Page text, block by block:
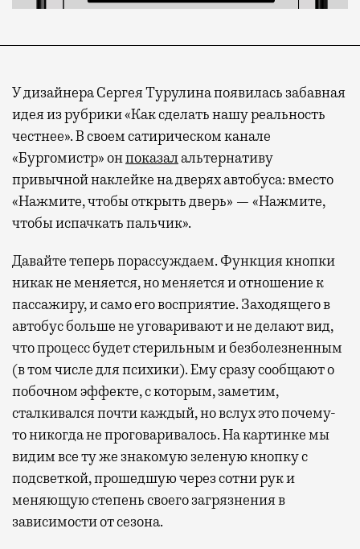
У дизайнера Сергея Турулина появилась забавная
идея из рубрики «Как сделать нашу реальность
честнее». В своем сатирическом канале
«Бургомистр» онпоказалальтернативу
привычной наклейке на дверях автобуса: вместо
«Нажмите, чтобы открыть дверь» — «Нажмите,
чтобы испачкать пальчик».
Давайте теперь порассуждаем. Функция кнопки
никак не меняется, но меняется и отношение к
пассажиру, и само его восприятие. Заходящего в
автобус больше не уговаривают и не делают вид,
что процесс будет стерильным и безболезненным
(в том числе для психики). Ему сразу сообщают о
побочном эффекте, с которым, заметим,
сталкивался почти каждый, но вслух это почему-
то никогда не проговаривалось. На картинке мы
видим все ту же знакомую зеленую кнопку с
подсветкой, прошедшую через сотни рук и
меняющую степень своего загрязнения в
зависимости от сезона.